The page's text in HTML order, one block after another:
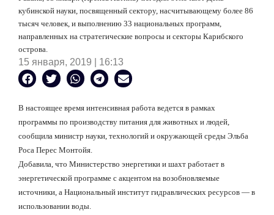
кубинской науки, посвященный сектору, насчитывающему более 86
тысяч человек, и выполнению 33 национальных программ,
направленных на стратегические вопросы и секторы Карибского
острова.
15 января, 2019 | 16:13
В настоящее время интенсивная работа ведется в рамках
программы по производству питания для животных и людей,
сообщила министр науки, технологий и окружающей среды Эльба
Роса Перес Монтойя.
Добавила, что Министерство энергетики и шахт работает в
энергетической программе с акцентом на возобновляемые
источники, а Национальный институт гидравлических ресурсов — в
использовании воды.